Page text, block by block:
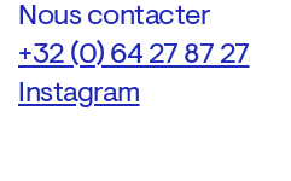
Nous contacter
+32 (0) 64 27 87 27
Instagram